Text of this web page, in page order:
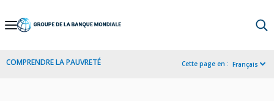
Skip
Navigation
COMPRENDRE LA PAUVRETÉ Cette page en : Français